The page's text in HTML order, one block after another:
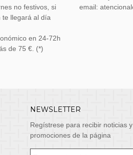
no festivos, si
te llegará al día
en 24-72h
de 75 €. (*)
email:
NEWSLETTER
Regístrese para recibir noticias y
promociones de la página